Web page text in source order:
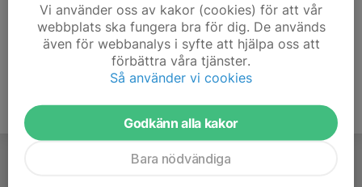
Vi använder oss av kakor (cookies) för att vår
webbplats ska fungera bra för dig. De används
även för webbanalys i syfte att hjälpa oss att
förbättra våra tjänster.
Så använder vi cookies
Godkänn alla kakor
Bara nödvändiga